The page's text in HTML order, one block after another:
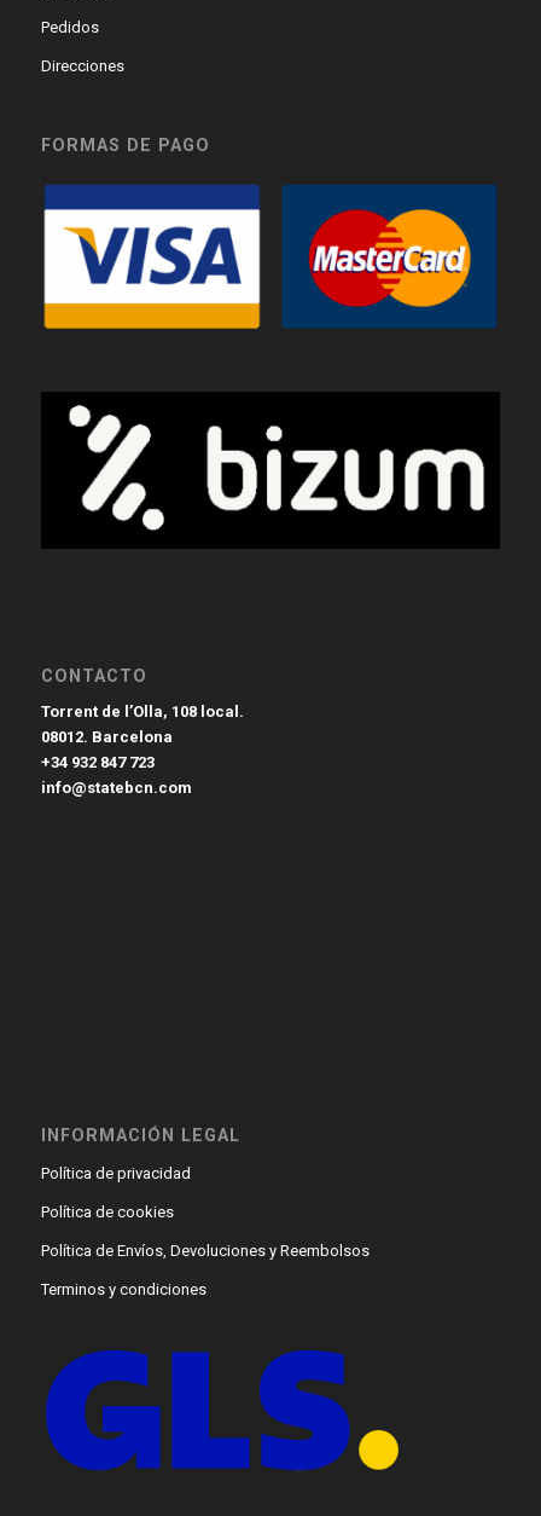
Pedidos
Direcciones
FORMAS DE PAGO
CONTACTO
Torrent de l’Olla, 108 local.
08012. Barcelona
+34 932 847 723
info@statebcn.com
INFORMACIÓN LEGAL
Política de privacidad
Política de cookies
Política de Envíos, Devoluciones y Reembolsos
Terminos y condiciones